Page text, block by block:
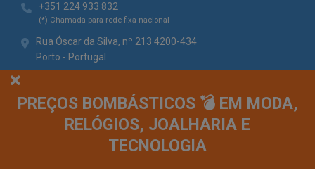
PREÇOS BOMBÁSTICOS 💣 EM MODA,
RELÓGIOS, JOALHARIA E
TECNOLOGIA
+351 224 933 832
(*) Chamada para rede fixa nacional
Rua Óscar da Silva, nº 213 4200-434
Porto - Portugal